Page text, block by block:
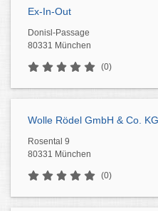
Ex-In-Out
Donisl-Passage
80331 München
(0)
Wolle Rödel GmbH & Co. KG
Rosental 9
80331 München
(0)